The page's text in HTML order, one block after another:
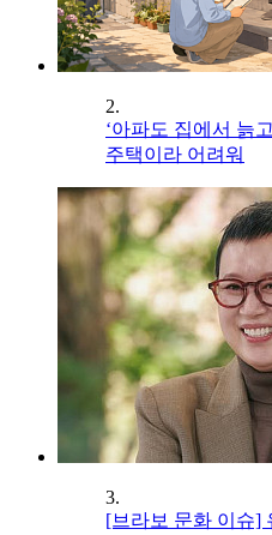
2.
‘아파도 집에서 늙
주택이라 어려워
3.
[브라보 문화 이슈]